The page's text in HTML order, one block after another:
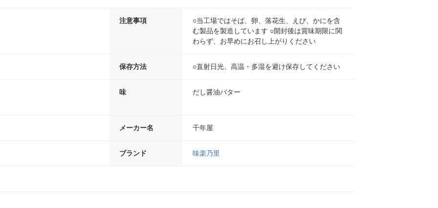
注意事項
○当工場ではそば、卵、落花生、えび、かにを含
む製品を製造しています ○開封後は賞味期限に関
わらず、お早めにお召し上がりください
保存方法 ○直射日光、高温・多湿を避け保存してください
味 だし醤油バター
メーカー名 千年屋
ブランド 味楽乃里